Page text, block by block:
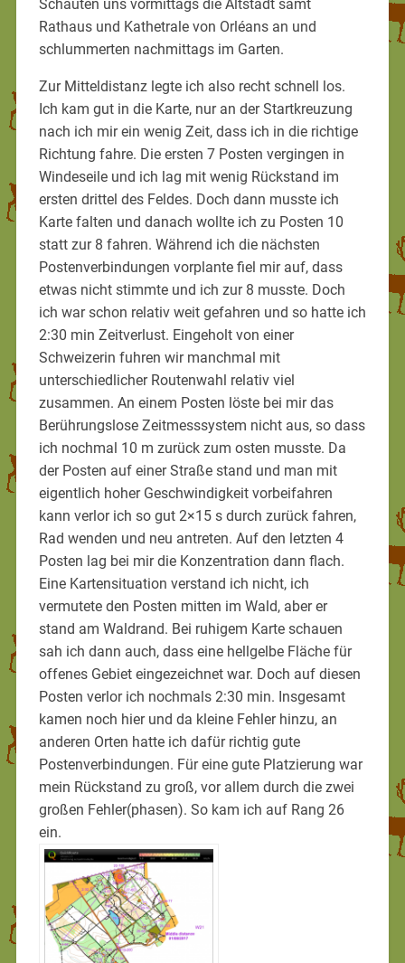
Schauten uns vormittags die Altstadt samt
Rathaus und Kathetrale von Orléans an und
schlummerten nachmittags im Garten.
Zur Mitteldistanz legte ich also recht schnell los.
Ich kam gut in die Karte, nur an der Startkreuzung
nach ich mir ein wenig Zeit, dass ich in die richtige
Richtung fahre. Die ersten 7 Posten vergingen in
Windeseile und ich lag mit wenig Rückstand im
ersten drittel des Feldes. Doch dann musste ich
Karte falten und danach wollte ich zu Posten 10
statt zur 8 fahren. Während ich die nächsten
Postenverbindungen vorplante fiel mir auf, dass
etwas nicht stimmte und ich zur 8 musste. Doch
ich war schon relativ weit gefahren und so hatte ich
2:30 min Zeitverlust. Eingeholt von einer
Schweizerin fuhren wir manchmal mit
unterschiedlicher Routenwahl relativ viel
zusammen. An einem Posten löste bei mir das
Berührungslose Zeitmesssystem nicht aus, so dass
ich nochmal 10 m zurück zum osten musste. Da
der Posten auf einer Straße stand und man mit
eigentlich hoher Geschwindigkeit vorbeifahren
kann verlor ich so gut 2×15 s durch zurück fahren,
Rad wenden und neu antreten. Auf den letzten 4
Posten lag bei mir die Konzentration dann flach.
Eine Kartensituation verstand ich nicht, ich
vermutete den Posten mitten im Wald, aber er
stand am Waldrand. Bei ruhigem Karte schauen
sah ich dann auch, dass eine hellgelbe Fläche für
offenes Gebiet eingezeichnet war. Doch auf diesen
Posten verlor ich nochmals 2:30 min. Insgesamt
kamen noch hier und da kleine Fehler hinzu, an
anderen Orten hatte ich dafür richtig gute
Postenverbindungen. Für eine gute Platzierung war
mein Rückstand zu groß, vor allem durch die zwei
großen Fehler(phasen). So kam ich auf Rang 26
ein.